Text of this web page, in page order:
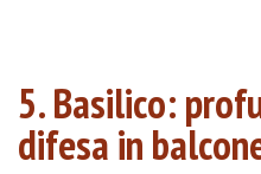
5. Basilico:
difesa in